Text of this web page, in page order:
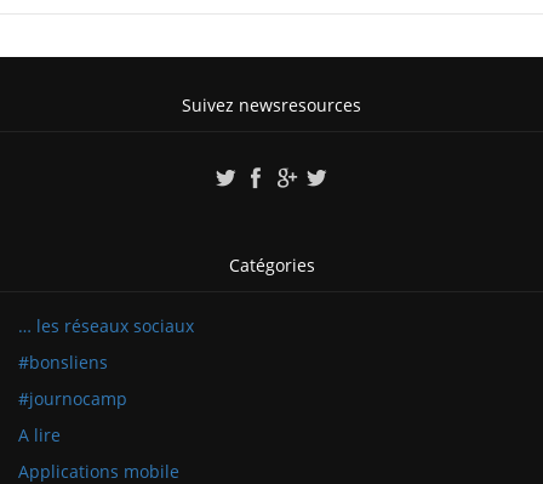
Suivez newsresources
Catégories
… les réseaux sociaux
#bonsliens
#journocamp
A lire
Applications mobile